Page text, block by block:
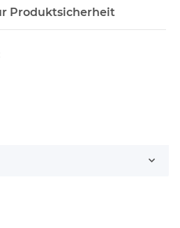
Produktsicherheit